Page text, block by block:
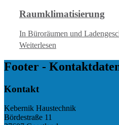
Raumklimatisierung
In Büroräumen und
Weiterlesen
Footer -
Kontakt
Kebernik Haustechnik
Bördestraße 11